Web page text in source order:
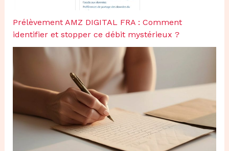
Prélèvement AMZ DIGITAL FRA : Comment
identifier et stopper ce débit mystérieux ?